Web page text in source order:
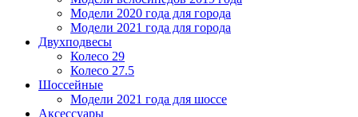
Модели 2020 года для города
Модели 2021 года для города
Двухподвесы
Колесо 29
Колесо 27.5
Шоссейные
Модели 2021 года для шоссе
Аксессуары